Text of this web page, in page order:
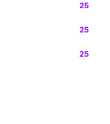
25
25
25